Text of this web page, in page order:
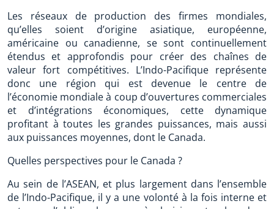
Les réseaux de production des firmes mondiales,
qu’elles soient d’origine asiatique, européenne,
américaine ou canadienne, se sont continuellement
étendus et approfondis pour créer des chaînes de
valeur fort compétitives. L’Indo-Pacifique représente
donc une région qui est devenue le centre de
l’économie mondiale à coup d’ouvertures commerciales
et d’intégrations économiques, cette dynamique
profitant à toutes les grandes puissances, mais aussi
aux puissances moyennes, dont le Canada.
Quelles perspectives pour le Canada ?
Au sein de l’ASEAN, et plus largement dans l’ensemble
de l’Indo-Pacifique, il y a une volonté à la fois interne et